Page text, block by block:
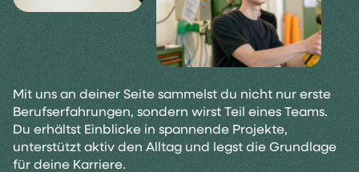
Mit uns an deiner Seite sammelst du nicht nur erste
Berufserfahrungen, sondern wirst Teil eines Teams.
Du erhältst Einblicke in spannende Projekte,
unterstützt aktiv den Alltag und legst die Grundlage
für deine Karriere.